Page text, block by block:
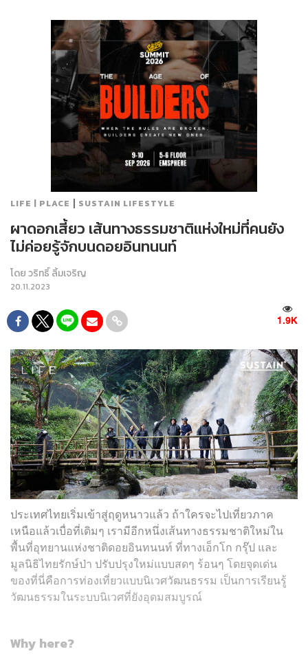
LIFE | PLACE | SUSTAIN LIFESTYLE
ผาดอกเสี้ยว เส้นทางธรรมชาติแห่งใหม่ที่คนยัง
ไม่ค่อยรู้จักบนดอยอินทนนท์
โดยวริทธิ์ ลิ้มเจริญ
20.11.2023
1.9K
ประเทศไทยเริ่มเข้าสู่ฤดูหนาวแล้ว ถ้าใครจะไปเที่ยวภาค
เหนือแล้วเบื่อที่เดิมๆ เรามีอีกหนึ่งเส้นทางธรรมชาติใหม่ใน
พื้นที่อุทยานแห่งชาติดอยอินทนนท์ ที่ทางเอ็กโก กรุ๊ป และ
มูลนิธิไทยรักษ์ป่า ปรับปรุงใหม่แบบสดๆ ร้อนๆ โดยจุดเด่น
ของที่นี่คือการท่องเที่ยวแบบนิเวศวัฒนธรรม เป็นการเรียนรู้
วัฒนธรรมในระบบนิเวศที่ยังอุดมสมบูรณ์
Why here?